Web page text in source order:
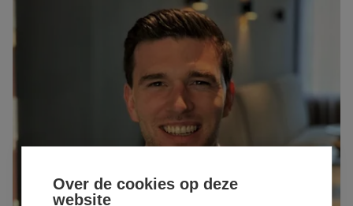
Over de cookies op deze
website